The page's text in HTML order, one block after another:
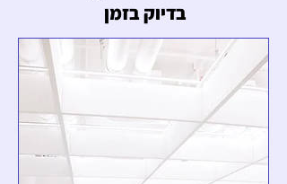
בדיוק בזמן